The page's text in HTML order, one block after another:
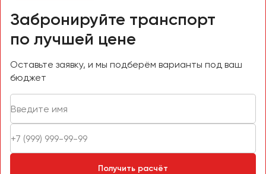
Забронируйте транспорт
по лучшей цене
Оставьте заявку, и мы подберём варианты под ваш
бюджет
Получить расчёт